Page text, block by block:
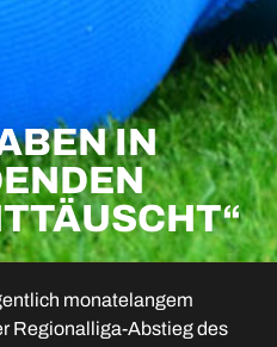
IN
monatelangem
Regionalliga-Abstieg des